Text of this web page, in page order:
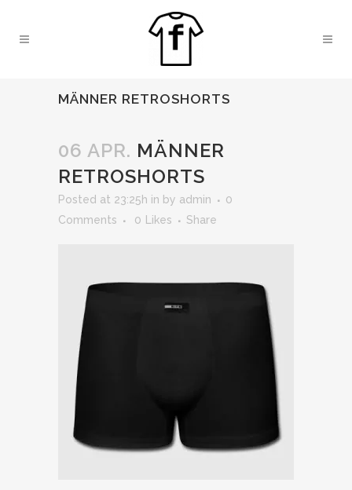
MÄNNER RETROSHORTS
06 APR. MÄNNER
RETROSHORTS
Posted at 23:25h in by admin
0
Comments
0 Likes Share